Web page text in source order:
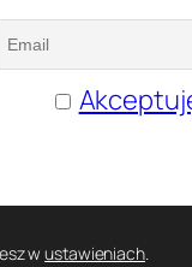
wustawieniach.